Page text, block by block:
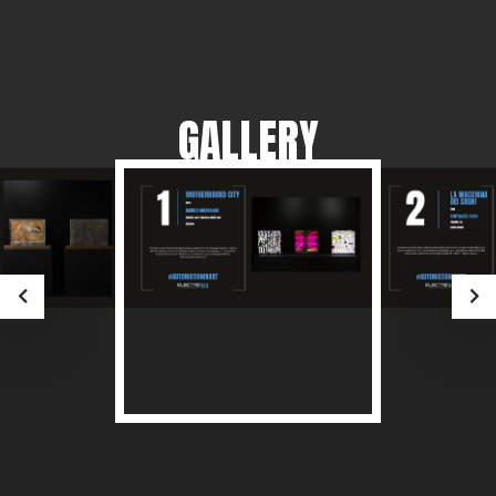
GALLERY